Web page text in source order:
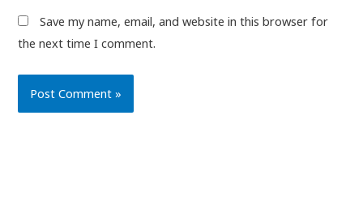
Save my name, email, and website in this browser for
the next time I comment.